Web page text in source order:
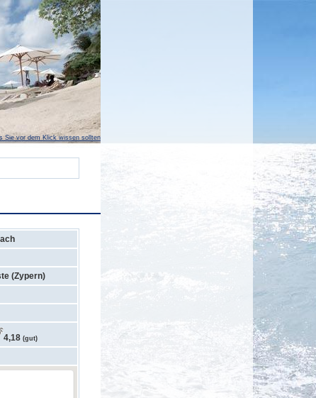
Sie vor dem Klick wissen sollten
(Zypern)
4,18 (gut)